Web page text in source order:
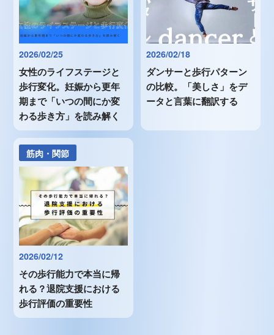
2026/02/25
女性のライフステージと
歩行変化。妊娠から更年
期まで「いつの間にか変
わる歩き方」を読み解く
2026/02/18
ダンサーと歩行パターン
の比較。「美しさ」をデ
ータと言葉に翻訳する
筋肉・関節
2026/02/12
その歩行能力で本当に帰
れる？退院支援における
歩行評価の重要性